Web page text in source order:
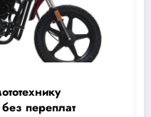
переплат